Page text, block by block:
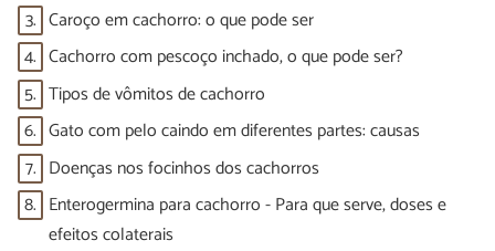
3. Caroço em cachorro: o que pode ser
4. Cachorro com pescoço inchado, o que pode ser?
5. Tipos de vômitos de cachorro
6. Gato com pelo caindo em diferentes partes: causas
7. Doenças nos focinhos dos cachorros
8. Enterogermina para cachorro - Para que serve, doses e
efeitos colaterais